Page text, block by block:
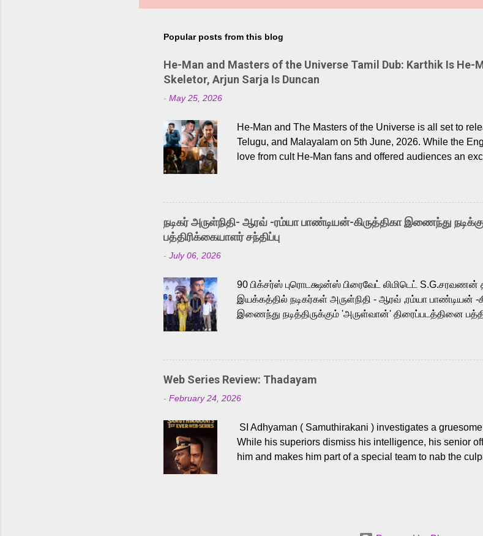
Popular posts from this blog
He-Man and Masters of the Universe Tamil Dub: Karthik Is He-
Skeletor, Arjun Sarja Is Duncan
- May 25, 2026
He-Man and The Masters of the Universe is all set to
Telugu, and Malayalam on 5th June, 2026. While the
love from cult He-Man fans and offered audiences an
Adding to the growing buzz is the film’s powerful Tamil
singer Karthik, who lends his voice to the iconic
like “Behene De” from Raavan, “Oru Maalai” from
Karthik is loved for his versatile voice and strong
a strong fit for the legendary character. Adithya Menon,
நடிகர் அருள்நிதி- ஆரவ் -ரம்யா பாண்டியன்-கிருத்திகா இணைந்து
பத்திரிக்கையாளர் சந்திப்பு
- July 06, 2026
90 பிக்சர்ஸ் புரொடக்ஷன்ஸ் பிரைவேட் லிமிடெட்
இயக்கத்தில் நடிகர்கள் அருள்நிதி - ஆரவ் ,ரம்யா பாண்டியன் -
இணைந்து நடித்திருக்கும் 'அருள்வான்' திரைப்படத்தினை
அருள்நிதி, ஆரவ், காளி வெங்கட், ரம்யா பாண்டியன், வி டி வி
'பருத்திவீரன்' சரவணன், ஹரிஷ் உத்தமன் உள்ளிட்ட பலர்
செய்திருக்கும் இந்த திரைப்படத்திற்கு ஜீ. வி. பிரகாஷ் குமார்
இளையராஜா கலை இயக்கத்தை கவனிக்க.. லாரன்ஸ் கிஷோர்
மேற்கொண்டிருக்கிறார். கல்வியின் அவசியத்தை வலியுறுத்தி
இப்படத்தை சக்தி பிலிம் ஃபேக்டரி நிறுவனம் சார்பில்
Web Series Review: Thadayam
- February 24, 2026
SI Adhyaman ( Samuthirakani ) investigates a
While his superiors dismiss his intelligence, his senior
him and makes him part of a special team to nab the
begin to dig deeper, several layers emerge which link